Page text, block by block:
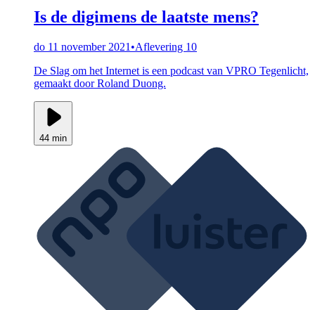
Is de digimens de laatste mens?
do 11 november 2021 •Aflevering 10
De Slag om het Internet is een podcast van VPRO Tegenlicht,
gemaakt door Roland Duong.
44 min